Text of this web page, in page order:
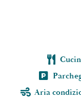
Aria